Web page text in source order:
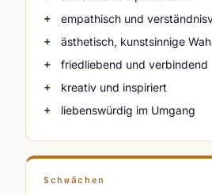
empathisch und
ästhetisch, kunstsinnige
friedliebend und verbindend
kreativ und inspiriert
liebenswürdig im Umgang
Schwächen